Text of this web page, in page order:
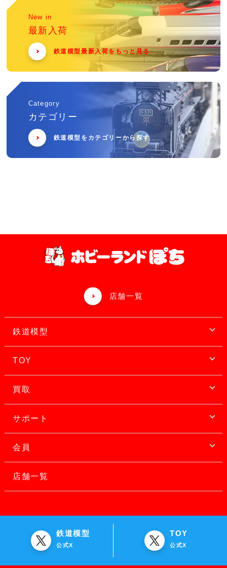
New in
最新入荷
鉄道模型最新入荷をもっと見る
Category
カテゴリー
鉄道模型をカテゴリーから探す
店舗一覧
鉄道模型
TOY
買取
サポート
会員
店舗一覧
鉄道模型
公式X
TOY
公式X